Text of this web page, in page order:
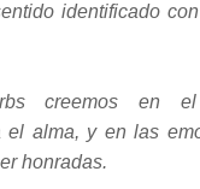
identificado
creemos en
el alma, y en las
honradas.